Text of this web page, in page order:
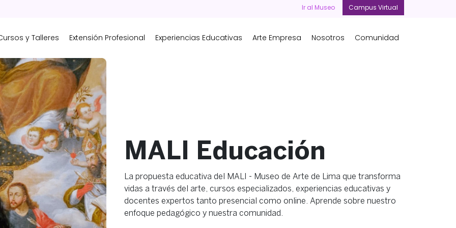
Ir al Museo Campus Virtual
y Talleres Extensión Profesional Experiencias Educativas Arte Empresa Nosotros Comunidad
MALI Educación
La propuesta educativa del MALI - Museo de Arte de Lima que transforma
vidas a través del arte, cursos especializados, experiencias educativas y
docentes expertos tanto presencial como online. Aprende sobre nuestro
enfoque pedagógico y nuestra comunidad.